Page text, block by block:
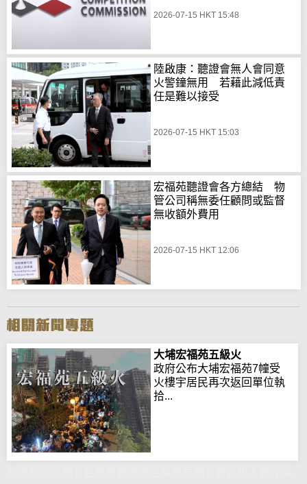
2026-07-15 HKT 15:48
陸啟康：聽證會無人會同意
火警鐘無用 若藉此減低責
任是難以接受
2026-07-15 HKT 15:03
宏福苑聽證會各方總結 物
管公司稱無委任顧問或監督
無收額外費用
2026-07-15 HKT 12:06
大埔宏福苑五級火
政府公布大埔宏福苑7幢受
火樓宇居民再次返回單位執
拾...